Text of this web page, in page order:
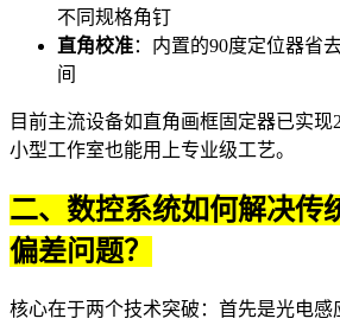
不同规格角钉
直角校准：内置的90度定位器省
间
目前主流设备如直角画框固定器已实现
小型工作室也能用上专业级工艺。
二、数控系统如何解决传
偏差问题？
核心在于两个技术突破：首先是光电